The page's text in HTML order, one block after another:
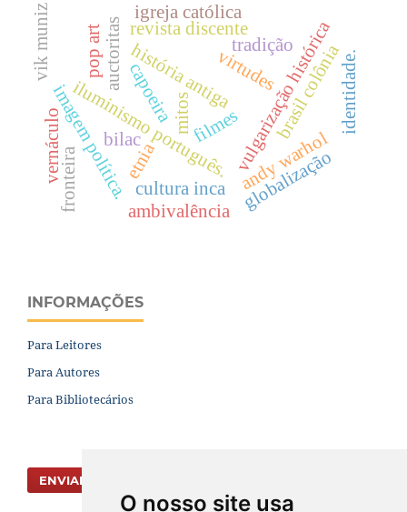
O nosso site usa
andy warhol
história antigavulgarização histórica
bilac
iluminismo português.
auctoritas virtudes
imagem política.
vik muniz pop art
vernáculo filmes
cultura inca
mitos
globalização
revista discente
igreja católica
brasil colônia
fronteira etnia
capoeira
ambivalência
identidade.
tradição
INFORMAÇÕES
Para Leitores
Para Autores
Para Bibliotecários
ENVIAR SUBMISSÃO